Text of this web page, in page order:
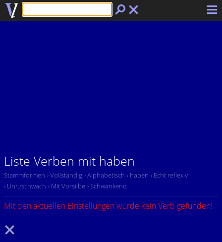
Liste Verben mit haben
Stammformen › Vollständig › Alphabetisch › haben › Echt reflexiv
› Unr./schwach › Mit Vorsilbe › Schwankend
Mit den aktuellen Einstellungen wurde kein Verb gefunden!